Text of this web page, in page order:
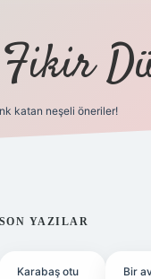
katan neşeli öneriler!
SIDEBAR
SON YAZILAR
Karabaş otu
Bir